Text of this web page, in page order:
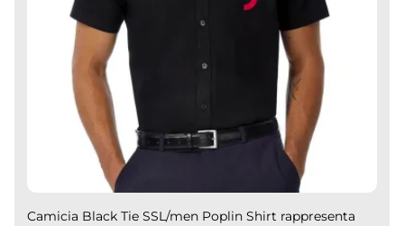
Camicia Black Tie SSL/men Poplin Shirt rappresenta